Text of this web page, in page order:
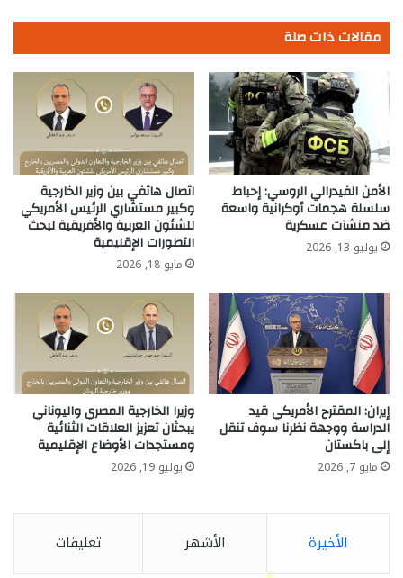
مقالات ذات صلة
الأمن الفيدرالي الروسي: إحباط
سلسلة هجمات أوكرانية واسعة
ضد منشآت عسكرية
يوليو 13, 2026
اتصال هاتفي بين وزير الخارجية
وكبير مستشاري الرئيس الأمريكي
للشئون العربية والأفريقية لبحث
التطورات الإقليمية
مايو 18, 2026
إيران: المقترح الأمريكي قيد
الدراسة ووجهة نظرنا سوف تنقل
إلى باكستان
مايو 7, 2026
وزيرا الخارجية المصري واليوناني
يبحثان تعزيز العلاقات الثنائية
ومستجدات الأوضاع الإقليمية
يوليو 19, 2026
الأخيرة الأشهر تعليقات